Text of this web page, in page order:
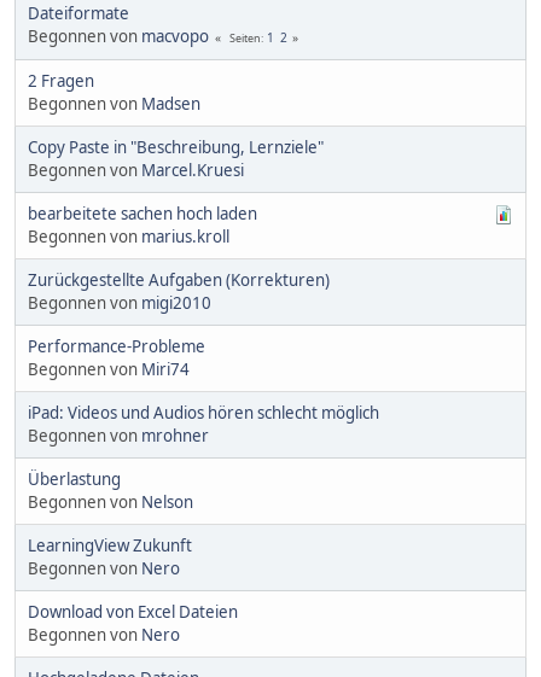
Dateiformate
Begonnen von macvopo Seiten 1 2
2 Fragen
Begonnen von Madsen
Copy Paste in "Beschreibung, Lernziele"
Begonnen von Marcel.Kruesi
bearbeitete sachen hoch laden
Begonnen von marius.kroll
Zurückgestellte Aufgaben (Korrekturen)
Begonnen von migi2010
Performance-Probleme
Begonnen von Miri74
iPad: Videos und Audios hören schlecht möglich
Begonnen von mrohner
Überlastung
Begonnen von Nelson
LearningView Zukunft
Begonnen von Nero
Download von Excel Dateien
Begonnen von Nero